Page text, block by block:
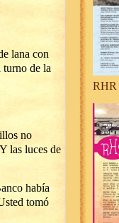
lana con
de la
no
las luces de
había
tomó
RHR